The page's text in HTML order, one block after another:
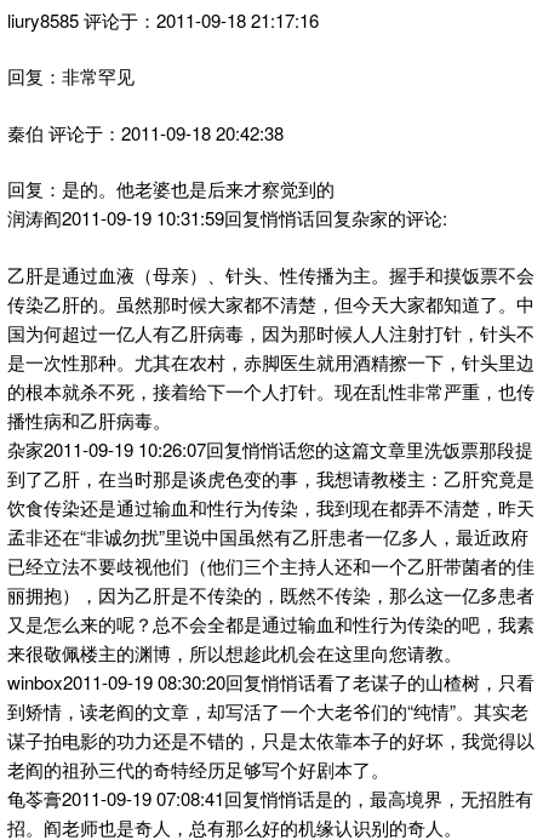
liury8585 评论于：2011-09-18 21:17:16
回复：非常罕见
秦伯 评论于：2011-09-18 20:42:38
回复：是的。他老婆也是后来才察觉到的
润涛阎2011-09-19 10:31:59回复悄悄话回复杂家的评论:
乙肝是通过血液（母亲）、针头、性传播为主。握手和摸饭票不会
传染乙肝的。虽然那时候大家都不清楚，但今天大家都知道了。中
国为何超过一亿人有乙肝病毒，因为那时候人人注射打针，针头不
是一次性那种。尤其在农村，赤脚医生就用酒精擦一下，针头里边
的根本就杀不死，接着给下一个人打针。现在乱性非常严重，也传
播性病和乙肝病毒。
杂家2011-09-19 10:26:07回复悄悄话您的这篇文章里洗饭票那段提
到了乙肝，在当时那是谈虎色变的事，我想请教楼主：乙肝究竟是
饮食传染还是通过输血和性行为传染，我到现在都弄不清楚，昨天
孟非还在“非诚勿扰”里说中国虽然有乙肝患者一亿多人，最近政府
已经立法不要歧视他们（他们三个主持人还和一个乙肝带菌者的佳
丽拥抱），因为乙肝是不传染的，既然不传染，那么这一亿多患者
又是怎么来的呢？总不会全都是通过输血和性行为传染的吧，我素
来很敬佩楼主的渊博，所以想趁此机会在这里向您请教。
winbox2011-09-19 08:30:20回复悄悄话看了老谋子的山楂树，只看
到矫情，读老阎的文章，却写活了一个大老爷们的“纯情”。其实老
谋子拍电影的功力还是不错的，只是太依靠本子的好坏，我觉得以
老阎的祖孙三代的奇特经历足够写个好剧本了。
龟苓膏2011-09-19 07:08:41回复悄悄话是的，最高境界，无招胜有
招。阎老师也是奇人，总有那么好的机缘认识别的奇人。